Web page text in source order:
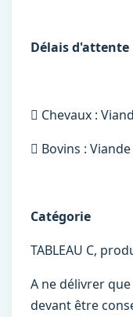
Délais d'attente
 Chevaux :
 Bovins :
Catégorie
TABLEAU C,
A ne délivrer
devant être